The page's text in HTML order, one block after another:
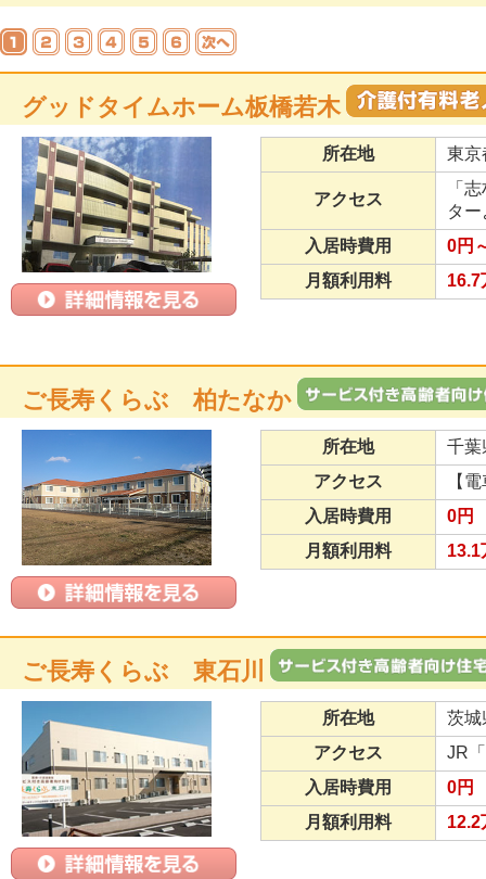
グッドタイムホーム板橋若木
所在地 東京
アクセス
「
タ
入居時費用
0円
月額利用料
16.7
ご長寿くらぶ 柏たなか
所在地
千葉
アクセス
【
入居時費用
0円
月額利用料
13.1
ご長寿くらぶ 東石川
所在地
茨城
アクセス
JR
入居時費用
0円
月額利用料
12.2